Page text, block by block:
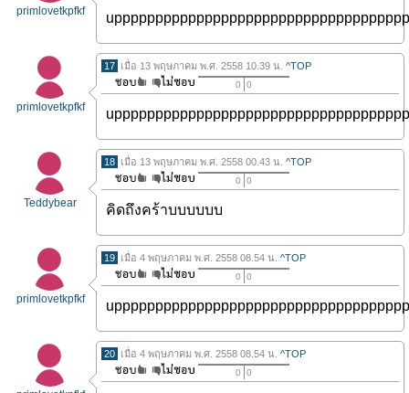
primlovetkpfkf
primlovetkpfkf
17 เมื่อ 13 พฤษภาคม พ.ศ. 2558 10.39 น. ^TOP
0 0
Teddybear
18 เมื่อ 13 พฤษภาคม พ.ศ. 2558 00.43 น. ^TOP
0 0
คิดถึงคร้าบบบบบบ
primlovetkpfkf
19 เมื่อ 4 พฤษภาคม พ.ศ. 2558 08.54 น. ^TOP
0 0
20 เมื่อ 4 พฤษภาคม พ.ศ. 2558 08.54 น. ^TOP
0 0